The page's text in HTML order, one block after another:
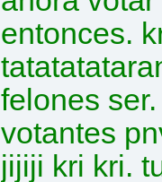
entonces.
felones
votantes
jijiji kri kri.